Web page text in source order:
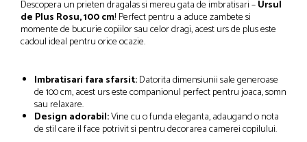
Descopera un prieten dragalas si mereu gata de imbratisari –Ursul
de Plus Rosu, 100 cm! Perfect pentru a aduce zambete si
momente de bucurie copiilor sau celor dragi, acest urs de plus este
cadoul ideal pentru orice ocazie.
Imbratisari fara sfarsit:Datorita dimensiunii sale generoase
de 100 cm, acest urs este companionul perfect pentru joaca, somn
sau relaxare.
Design adorabil:Vine cu o funda eleganta, adaugand o nota
de stil care il face potrivit si pentru decorarea camerei copilului.